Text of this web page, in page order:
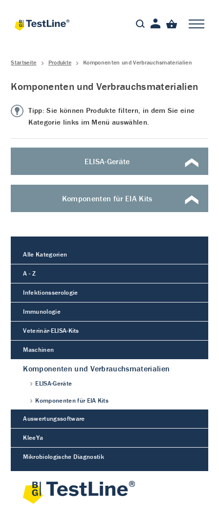
Startseite Produkte Komponenten und Verbrauchsmaterialien
Komponenten und Verbrauchsmaterialien
Tipp: Sie können Produkte filtern, in dem Sie eine
Kategorie links im Menü auswählen.
ELISA-Geräte
Komponenten für EIA Kits
Alle Kategorien
A - Z
Infektionsserologie
Immunologie
Veterinär-ELISA-Kits
Maschinen
Komponenten und Verbrauchsmaterialien
ELISA-Geräte
Komponenten für EIA Kits
Auswertungssoftware
KleeYa
Mikrobiologische Diagnostik